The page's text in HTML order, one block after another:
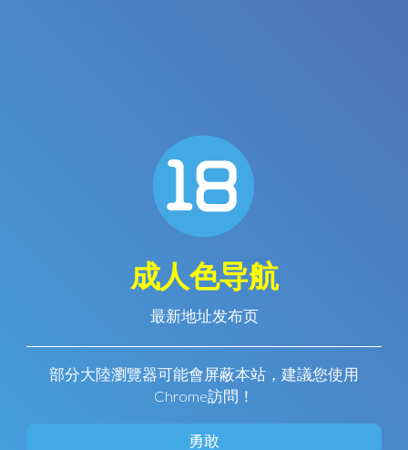
成人色导航
最新地址发布页
部分大陸瀏覽器可能會屏蔽本站，建議您使用
Chrome訪問！
勇敢